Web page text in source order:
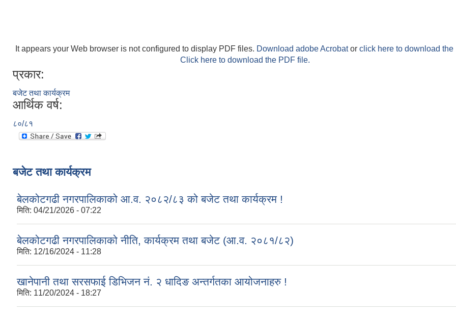
It appears your Web browser is not configured to display PDF files. Download adobe Acrobator click here to download the
Click here to download the PDF file.
प्रकार:
बजेट तथा कार्यक्रम
आर्थिक वर्ष:
८०/८१
बजेट तथा कार्यक्रम
बेलकोटगढी नगरपालिकाको आ.व. २०८२/८३ को बजेट तथा कार्यक्रम !
मिति: 04/21/2026 - 07:22
बेलकोटगढी नगरपालिकाको नीति, कार्यक्रम तथा बजेट (आ.व. २०८१/८२)
मिति: 12/16/2024 - 11:28
खानेपानी तथा सरसफाई डिभिजन नं. २ धादिङ अन्तर्गतका आयोजनाहरु !
मिति: 11/20/2024 - 18:27